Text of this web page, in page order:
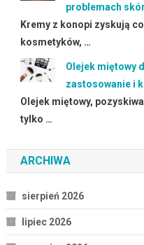
problemach
Kremy z konopi zyskują
kosmetyków, …
Olejek miętowy
zastosowanie i
Olejek miętowy,
tylko …
ARCHIWA
sierpień 2026
lipiec 2026